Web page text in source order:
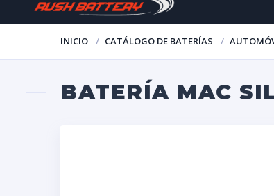
INICIO CATÁLOGO DE BATERÍAS
BATERÍA MAC